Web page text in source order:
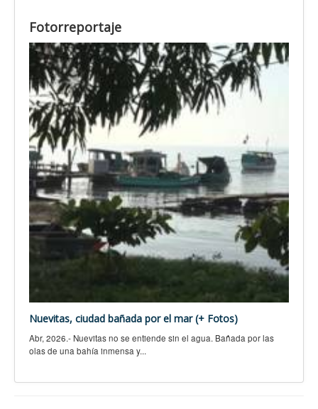
Fotorreportaje
Nuevitas, ciudad bañada por el mar (+ Fotos)
Abr, 2026.- Nuevitas no se entiende sin el agua. Bañada por las
olas de una bahía inmensa y...